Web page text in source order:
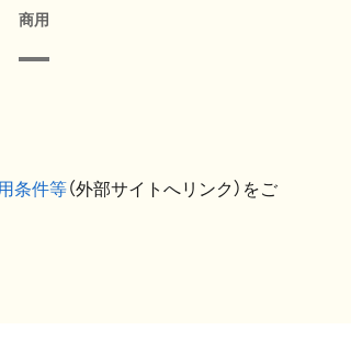
商用
条件等（外部サイトへリンク）をご